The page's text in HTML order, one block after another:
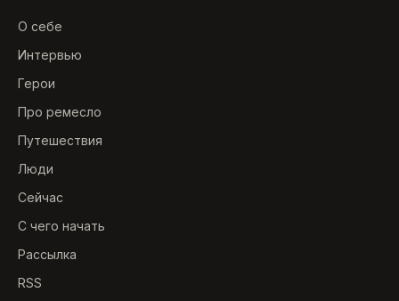
О себе
Интервью
Герои
Про ремесло
Путешествия
Люди
Сейчас
С чего начать
Рассылка
RSS